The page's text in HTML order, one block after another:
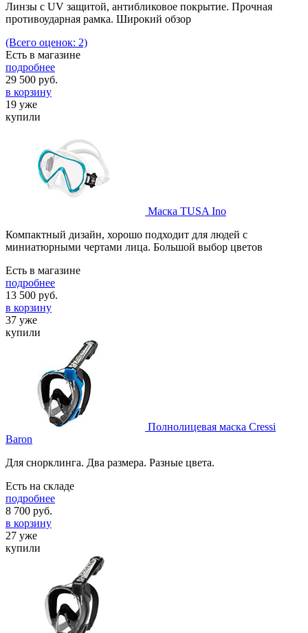
Линзы с UV защитой, антибликовое покрытие. Прочная
противоударная рамка. Широкий обзор
(Всего оценок: 2)
Есть в магазине
подробнее
29 500 руб.
в корзину
19 уже
купили
Маска TUSA Ino
Компактный дизайн, хорошо подходит для людей с
миниатюрными чертами лица. Большой выбор цветов
Есть в магазине
подробнее
13 500 руб.
в корзину
37 уже
купили
Полнолицевая маска Cressi
Baron
Для снорклинга. Два размера. Разные цвета.
Есть на складе
подробнее
8 700 руб.
в корзину
27 уже
купили